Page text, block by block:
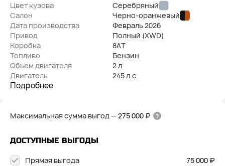
Цвет кузова
Серебряный
Салон
Черно-оранжевый
Дата производства
Февраль 2026
Привод
Полный (XWD)
Коробка
8AT
Топливо
Бензин
Объем двигателя
2 л
Двигатель
245 л.с.
Подробнее
Максимальная сумма выгод—275 000 ₽
ДОСТУПНЫЕ ВЫГОДЫ
75 000 ₽
Прямая выгода